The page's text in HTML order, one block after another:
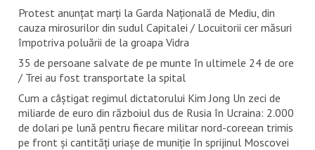
Protest anunțat marți la Garda Națională de Mediu, din
cauza mirosurilor din sudul Capitalei / Locuitorii cer măsuri
împotriva poluării de la groapa Vidra
35 de persoane salvate de pe munte în ultimele 24 de ore
/ Trei au fost transportate la spital
Cum a câștigat regimul dictatorului Kim Jong Un zeci de
miliarde de euro din războiul dus de Rusia în Ucraina: 2.000
de dolari pe lună pentru fiecare militar nord-coreean trimis
pe front și cantități uriașe de muniție în sprijinul Moscovei